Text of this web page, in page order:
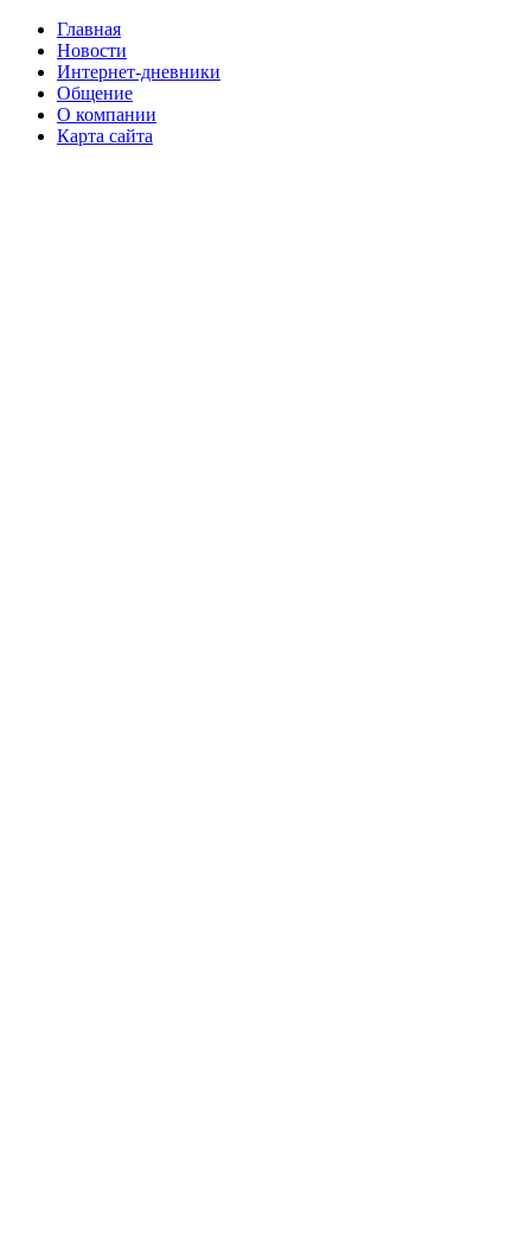
Главная
Новости
Интернет-дневники
Общение
О компании
Карта сайта